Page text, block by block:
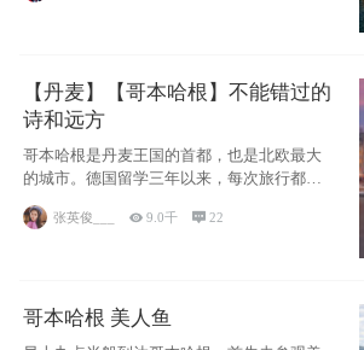
【丹麦】【哥本哈根】不能错过的
诗和远方
哥本哈根是丹麦王国的首都，也是北欧最大
的城市。德国留学三年以来，每次旅行都是
张英俊___ 9.0千 22
哥本哈根 美人鱼